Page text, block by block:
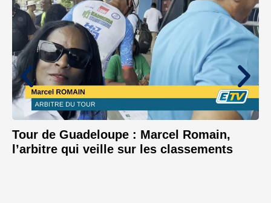
Tour de Guadeloupe : Marcel Romain,
l’arbitre qui veille sur les classements